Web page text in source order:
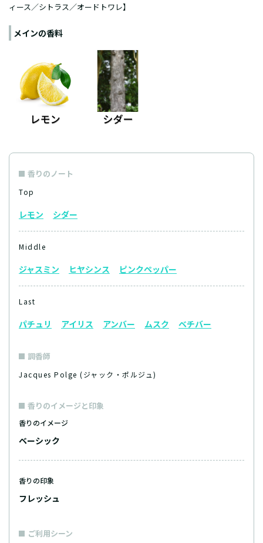
ィース／シトラス／オードトワレ】
メインの香料
香りのノート
Top
レモン シダー
Middle
ジャスミン ヒヤシンス ピンクペッパー
Last
パチュリ アイリス アンバー ムスク ベチバー
調香師
Jacques Polge (ジャック・ポルジュ)
香りのイメージと印象
香りのイメージ
ベーシック
香りの印象
フレッシュ
ご利用シーン